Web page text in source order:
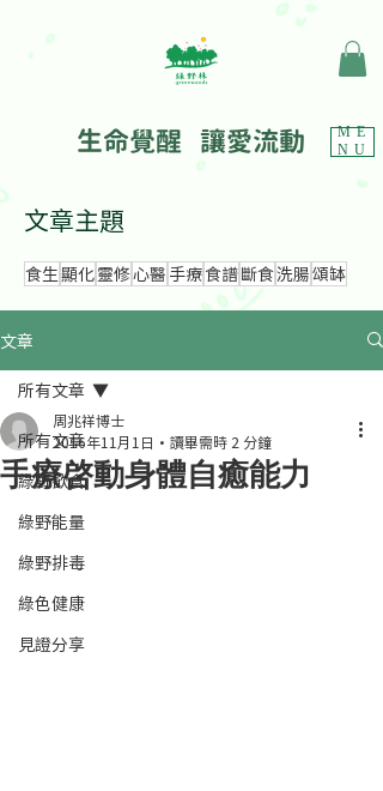
ME
NU
生命覺醒 讓愛流動
文章主題
食生顯化靈修心醫 手療食譜斷食洗腸頌缽
文章
所有文章
綠野飲食
綠野能量
綠野排毒
綠色健康
見證分享
所有文章
手療啓動身體自癒能力
周兆祥博士
2016年11月1日
讀畢需時 2 分鐘